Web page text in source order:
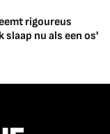
rigoureus
slaap nu als een os'